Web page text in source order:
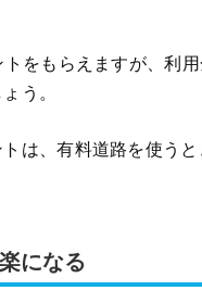
をもらえますが、利
う。
は、有料道路を使うと
になる